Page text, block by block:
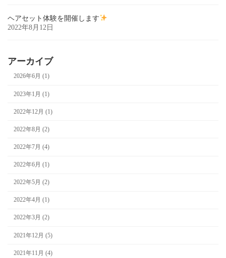
ヘアセット体験を開催します
2022年8月12日
アーカイブ
2026年6月 (1)
2023年1月 (1)
2022年12月 (1)
2022年8月 (2)
2022年7月 (4)
2022年6月 (1)
2022年5月 (2)
2022年4月 (1)
2022年3月 (2)
2021年12月 (5)
2021年11月 (4)